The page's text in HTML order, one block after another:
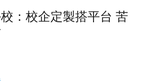
：校企定製搭平台 苦